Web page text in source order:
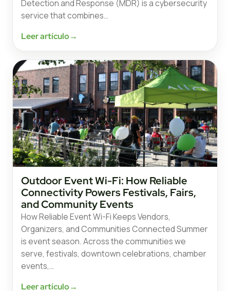
Detection and Response (MDR) is a cybersecurity
service that combines…
Leer artículo→
Outdoor Event Wi-Fi: How Reliable
Connectivity Powers Festivals, Fairs,
and Community Events
How Reliable Event Wi-Fi Keeps Vendors,
Organizers, and Communities Connected Summer
is event season. Across the communities we
serve, festivals, downtown celebrations, chamber
events,…
Leer artículo→